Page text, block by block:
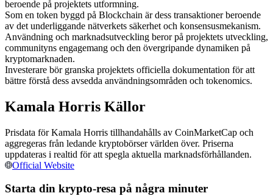
USDC Futures
Futures med USDC som säkerhet
Kopiera Trading
Gå med de bästa handlarna
beroende på projektets utformning.
Som en token byggd på Blockchain är dess transaktioner beroende
av det underliggande nätverkets säkerhet och konsensusmekanism.
Användning och marknadsutveckling beror på projektets utveckling,
communityns engagemang och den övergripande dynamiken på
kryptomarknaden.
Investerare bör granska projektets officiella dokumentation för att
bättre förstå dess avsedda användningsområden och tokenomics.
Kamala Horris Källor
Prisdata för Kamala Horris tillhandahålls av CoinMarketCap och
aggregeras från ledande kryptobörser världen över. Priserna
uppdateras i realtid för att spegla aktuella marknadsförhållanden.
Official Website
Starta din krypto-resa på några minuter